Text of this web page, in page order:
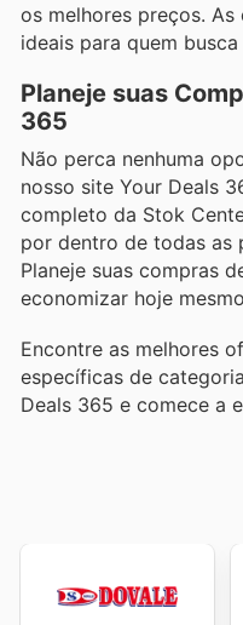
os melhores preços.
ideais para quem
Planeje suas
365
Não perca nenhuma
nosso site Your Deals
completo da Stok
por dentro de todas as
Planeje suas compras
economizar hoje
Encontre as melhores
específicas de
Deals 365 e comece a